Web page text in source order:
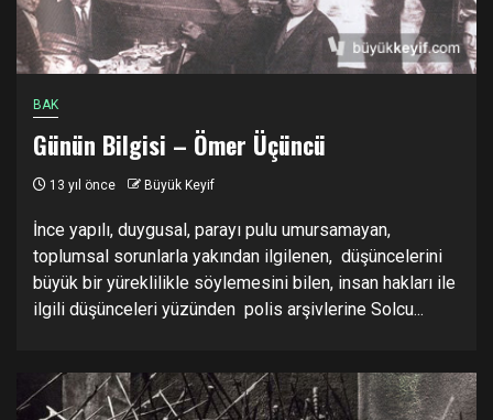
BAK
Günün Bilgisi – Ömer Üçüncü
13 yıl önce Büyük Keyif
İnce yapılı, duygusal, parayı pulu umursamayan,
toplumsal sorunlarla yakından ilgilenen, düşüncelerini
büyük bir yüreklilikle söylemesini bilen, insan hakları ile
ilgili düşünceleri yüzünden polis arşivlerine Solcu...